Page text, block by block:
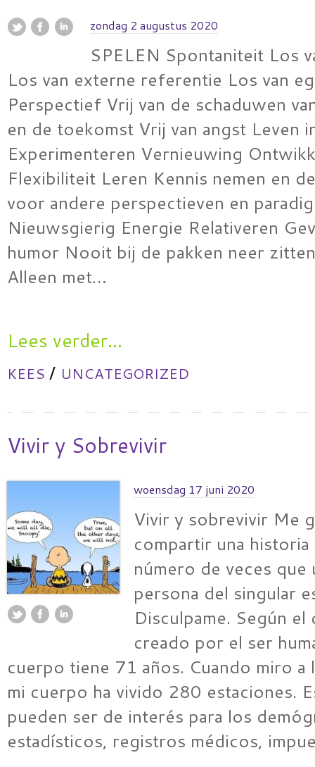
zondag 2 augustus 2020
SPELEN Spontaniteit Los
Los van externe referentie Los van
Perspectief Vrij van de schaduwen
en de toekomst Vrij van angst Leven
Experimenteren Vernieuwing
Flexibiliteit Leren Kennis nemen en
voor andere perspectieven en
Nieuwsgierig Energie Relativeren
humor Nooit bij de pakken neer
Alleen met…
Lees verder...
KEES / UNCATEGORIZED
Vivir y Sobrevivir
woensdag 17 juni 2020
Vivir y sobrevivir Me
compartir una historia
número de veces que
persona del singular
Disculpame. Según
creado por el ser
cuerpo tiene 71 años. Cuando miro a
mi cuerpo ha vivido 280 estaciones.
pueden ser de interés para los
estadísticos, registros médicos,